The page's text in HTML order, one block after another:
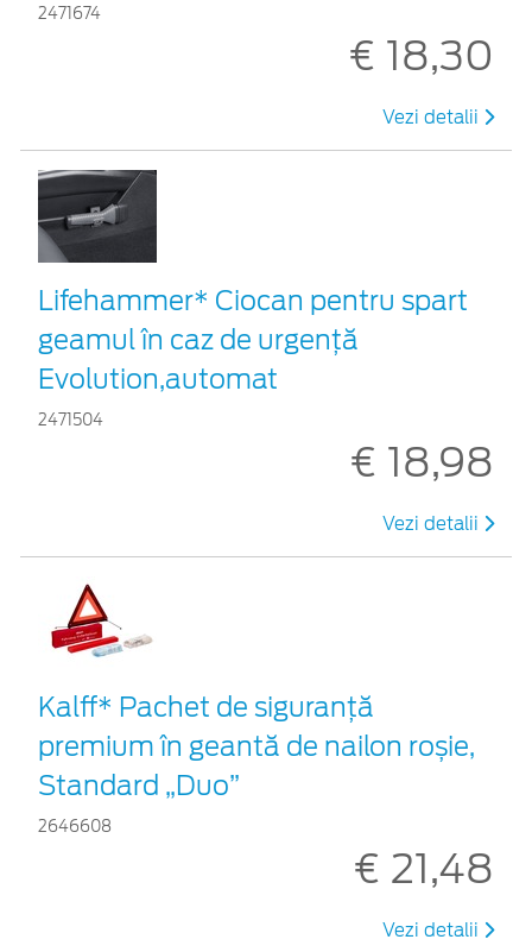
2471674
€ 18,30
Vezi detalii
Lifehammer* Ciocan pentru spart
geamul în caz de urgenţă
Evolution,automat
2471504
€ 18,98
Vezi detalii
Kalff* Pachet de siguranţă
premium în geantă de nailon roșie,
Standard „Duo”
2646608
€ 21,48
Vezi detalii